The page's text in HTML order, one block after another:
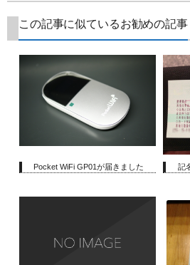
この記事に似ているお勧めの記事
Pocket WiFi GP01が届きました 記